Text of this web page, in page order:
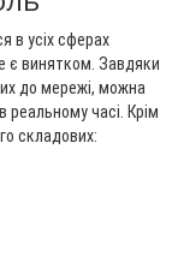
в усіх сферах
є винятком. Завдяки
до мережі, можна
реальному часі. Крім
складових: